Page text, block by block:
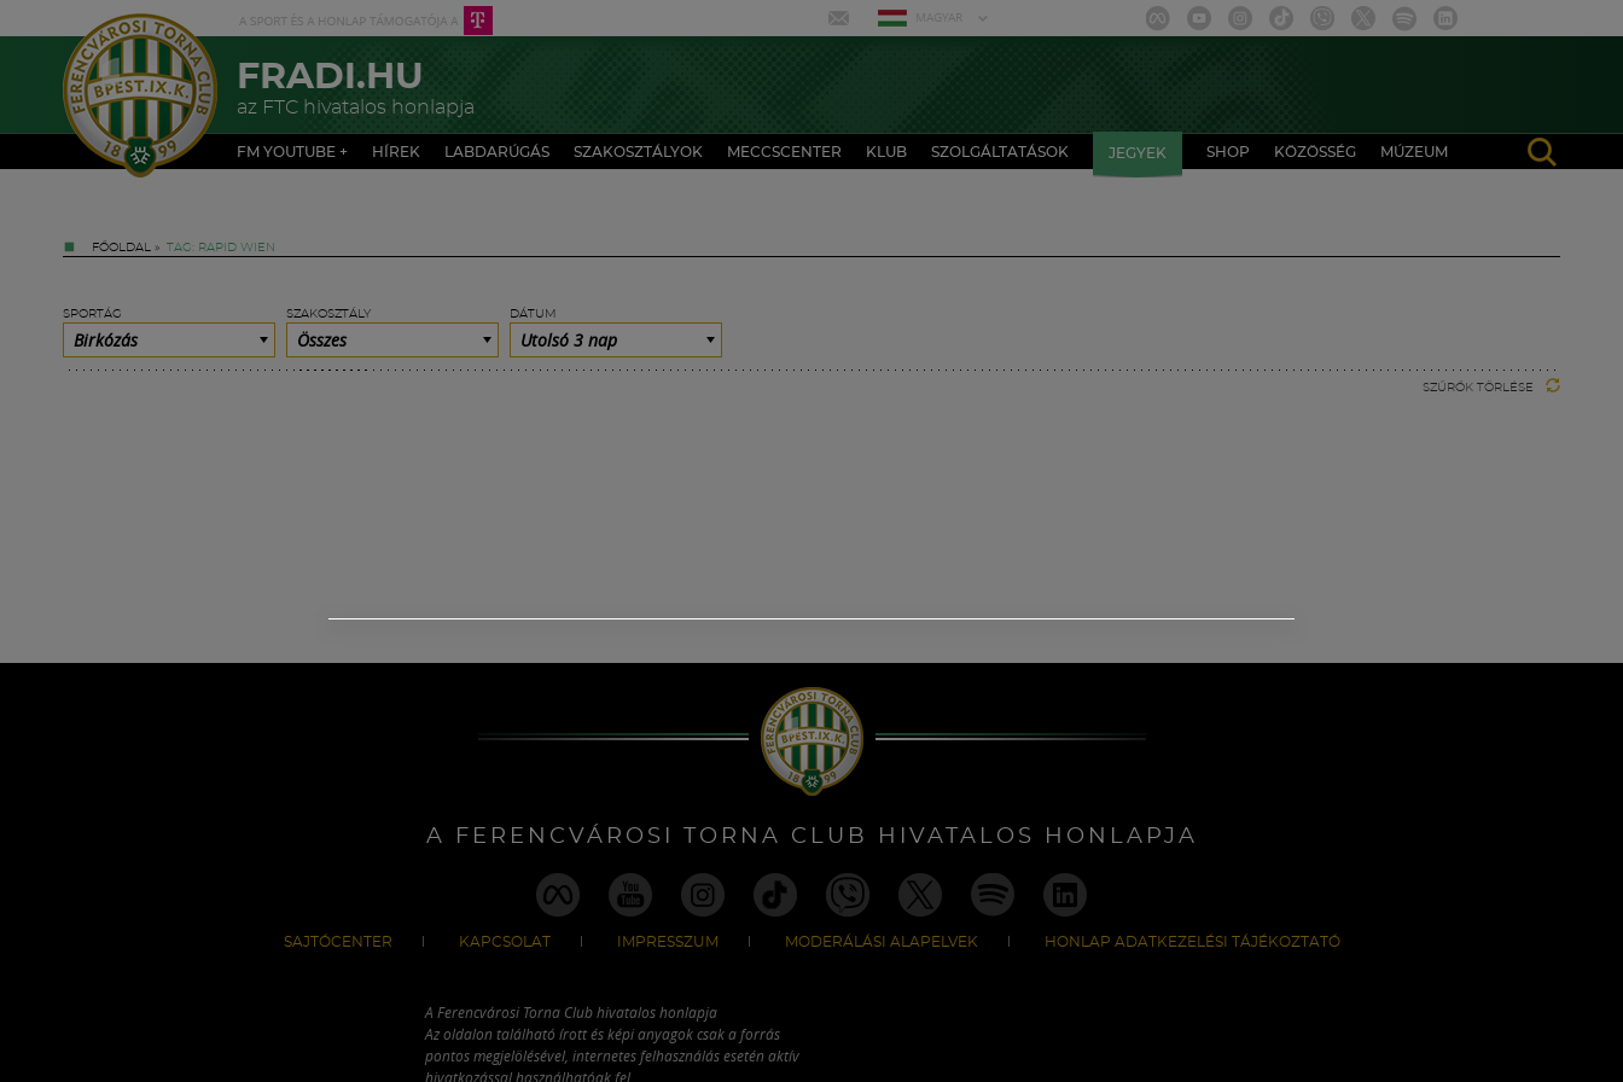
MAGYAR
FRADI.HU
az FTC hivatalos honlapja
FM YOUTUBE + HÍREK LABDARÚGÁS SZAKOSZTÁLYOK MECCSCENTER KLUB SZOLGÁLTATÁSOK JEGYEK SHOP KÖZÖSSÉG MÚZEUM
FŐOLDAL » TAG: RAPID WIEN
SPORTÁG
Birkózás
SZAKOSZTÁLY
Összes
DÁTUM
Utolsó 3 nap
SZŰRŐK TÖRLÉSE
A FERENCVÁROSI TORNA CLUB HIVATALOS HONLAPJA
SAJTÓCENTER KAPCSOLAT IMPRESSZUM MODERÁLÁSI ALAPELVEK HONLAP ADATKEZELÉSI TÁJÉKOZTATÓ
A Ferencvárosi Torna Club hivatalos honlapja
Az oldalon található írott és képi anyagok csak a forrás
pontos megjelölésével, internetes felhasználás esetén aktív
hivatkozással használhatóak fel.